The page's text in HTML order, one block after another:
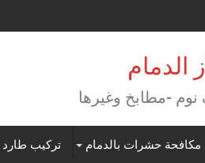
الدمام
-مطابخ وغيرها
مكافحة حشرات بالدمام تركيب